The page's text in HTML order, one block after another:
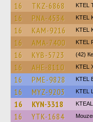
16 TKZ-6868 ΚΤΕL
16 PNA-4534 ΚΤΕL
16 KAM-9216 ΚΤΕL
16 AMA-7400 ΚΤΕL
16 KYB-5723 (42)
16 AHE-8110 KTEL
16 PME-9828 ΚΤΕL
16 MYZ-9203 KTEL
16 KYN-3318
16 YTK-1684